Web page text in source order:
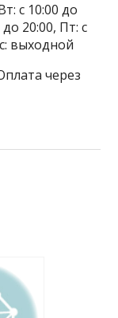
с 10:00 до
20:00, Пт: с
выходной
через